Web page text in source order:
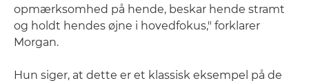
opmærksomhed på hende, beskar hende stramt
og holdt hendes øjne i hovedfokus," forklarer
Morgan.
Hun siger, at dette er et klassisk eksempel på de